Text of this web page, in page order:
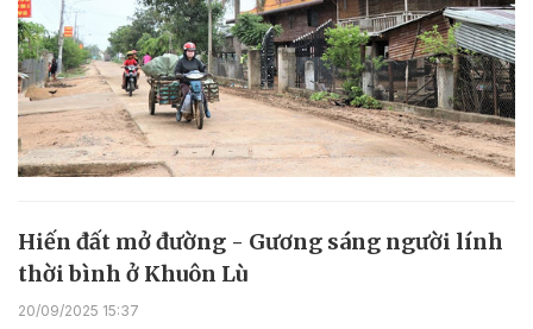
Hiến đất mở đường - Gương sáng người lính
thời bình ở Khuôn Lù
20/09/2025 15:37